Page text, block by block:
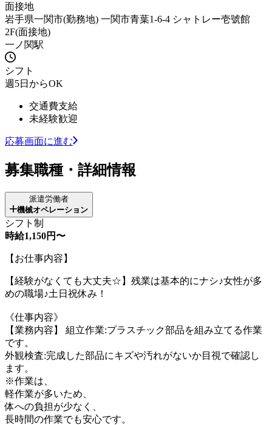
面接地
岩手県一関市(勤務地) 一関市青葉1-6-4 シャトレー壱號館
2F(面接地)
一ノ関駅
シフト
週5日からOK
交通費支給
未経験歓迎
応募画面に進む
募集職種・詳細情報
派遣労働者
機械オペレーション
シフト制
時給1,150円〜
【お仕事内容】
【経験がなくても大丈夫☆】残業は基本的にナシ♪女性が多
めの職場♪土日祝休み！
《仕事内容》
【業務内容】 組立作業:プラスチック部品を組み立てる作業
です。
外観検査:完成した部品にキズや汚れがないか目視で確認し
ます。
※作業は、
軽作業が多いため、
体への負担が少なく、
長時間の作業でも安心です。